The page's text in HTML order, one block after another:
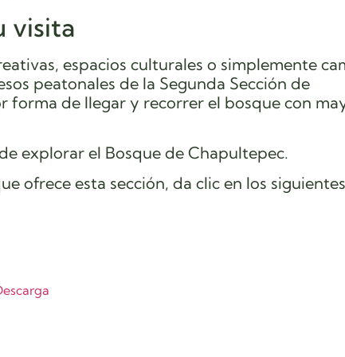
visita
espacios culturales o simplemente
peatonales de la Segunda Sección de
forma de llegar y recorrer el bosque con
explorar el Bosque de Chapultepec.
ofrece esta sección, da clic en los